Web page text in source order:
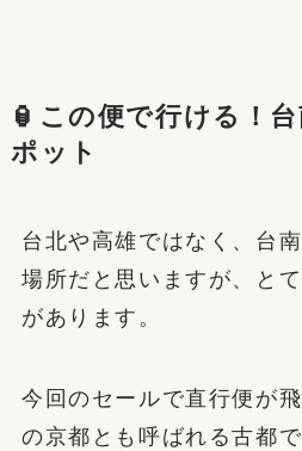
🏮この便で行ける！
ポット
台北や高雄ではなく、台
場所だと思いますが、と
があります。
今回のセールで直行便が
の京都とも呼ばれる古都